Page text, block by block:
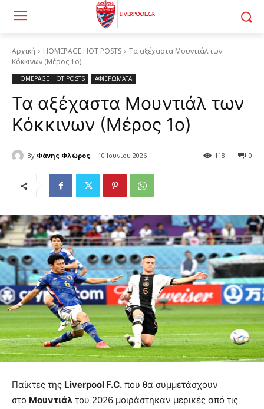
Αρχική HOMEPAGE HOT POSTS
Τα αξέχαστα Μουντιάλ των
Κόκκινων (Μέρος 1ο)
HOMEPAGE HOT POSTS ΑΦΙΕΡΩΜΑΤΑ
Τα αξέχαστα Μουντιάλ των
Κόκκινων (Μέρος 1ο)
By Φάνης Φλώρος 10 Ιουνίου 2026 0
118
Παίκτες της Liverpool F.C. που θα συμμετάσχουν
στο Μουντιάλ του 2026 μοιράστηκαν μερικές από τις